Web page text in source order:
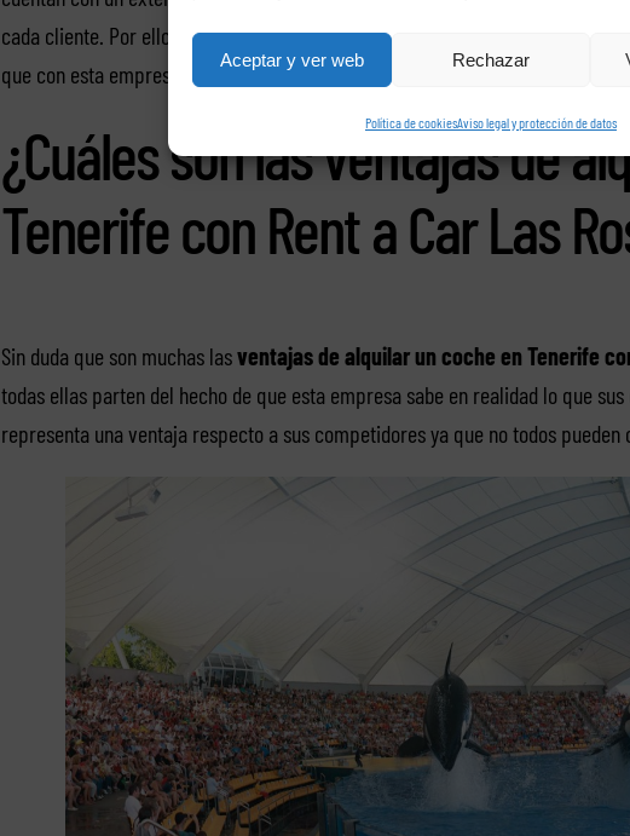
Aceptar y ver web Rechazar
Política de cookiesAviso legal y protección de datos
cada cliente. Por ello, sin importar el tipo de visita que se realice a Tenerife,
que con esta empresa podrán encontrar justo el coche de alquiler que están
¿Cuáles son las ventajas de
Tenerife con Rent a Car Las
Sin duda que son muchas lasventajas de alquilar un coche en Tenerife
todas ellas parten del hecho de que esta empresa sabe en realidad lo que
representa una ventaja respecto a sus competidores ya que no todos